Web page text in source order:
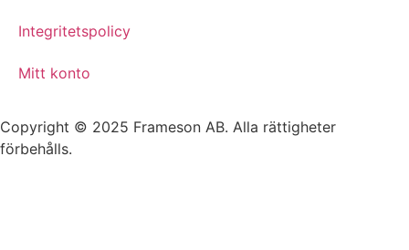
Integritetspolicy
Mitt konto
Copyright © 2025 Frameson AB. Alla rättigheter
förbehålls.